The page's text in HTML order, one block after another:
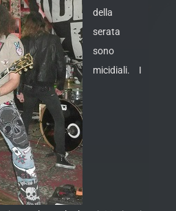
della
serata
sono
micidiali. I